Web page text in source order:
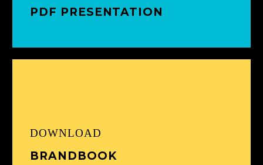
PDF PRESENTATION
DOWNLOAD
BRANDBOOK